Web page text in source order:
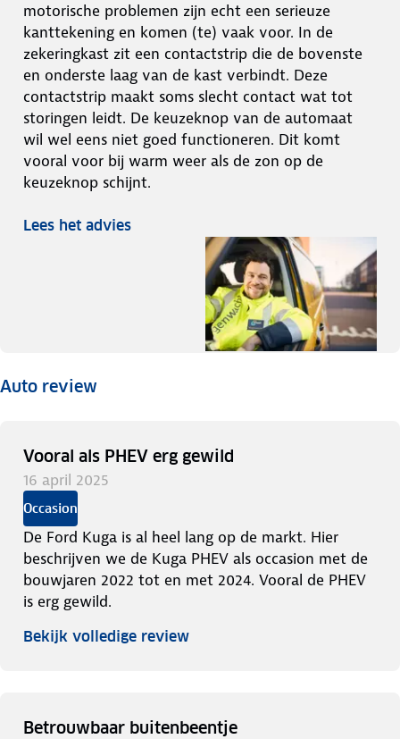
motorische problemen zijn echt een serieuze
kanttekening en komen (te) vaak voor. In de
zekeringkast zit een contactstrip die de bovenste
en onderste laag van de kast verbindt. Deze
contactstrip maakt soms slecht contact wat tot
storingen leidt. De keuzeknop van de automaat
wil wel eens niet goed functioneren. Dit komt
vooral voor bij warm weer als de zon op de
keuzeknop schijnt.
Lees het advies
Auto review
Vooral als PHEV erg gewild
16 april 2025
Occasion
De Ford Kuga is al heel lang op de markt. Hier
beschrijven we de Kuga PHEV als occasion met de
bouwjaren 2022 tot en met 2024. Vooral de PHEV
is erg gewild.
Bekijk volledige review
Betrouwbaar buitenbeentje